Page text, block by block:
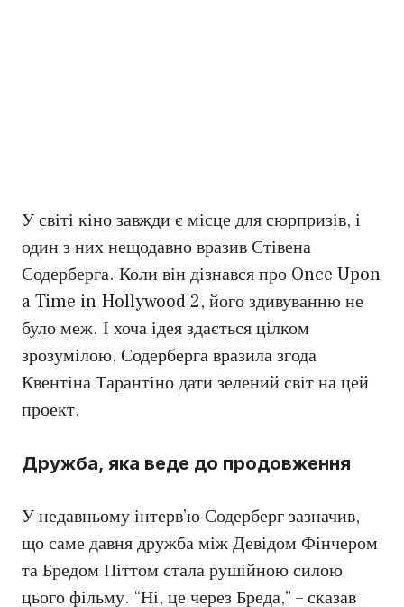
У світі кіно завжди є місце для сюрпризів, і
один з них нещодавно вразив Стівена
Содерберга. Коли він дізнався про Once Upon
a Time in Hollywood 2, його здивуванню не
було меж. І хоча ідея здається цілком
зрозумілою, Содерберга вразила згода
Квентіна Тарантіно дати зелений світ на цей
проект.
Дружба, яка веде до продовження
У недавньому інтерв’ю Содерберг зазначив,
що саме давня дружба між Девідом Фінчером
та Бредом Піттом стала рушійною силою
цього фільму. “Ні, це через Бреда,” – сказав